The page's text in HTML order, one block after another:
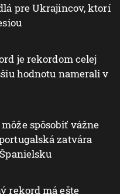
pre Ukrajincov, ktorí
je rekordom celej
hodnotu namerali v
spôsobiť vážne
zatvára
rekord má ešte